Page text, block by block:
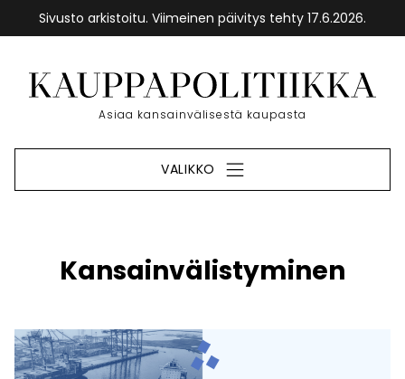
Sivusto arkistoitu. Viimeinen päivitys tehty 17.6.2026.
sisältöön
Etusivu
Asiaa kansainvälisestä kaupasta
VALIKKO
Kansainvälistyminen